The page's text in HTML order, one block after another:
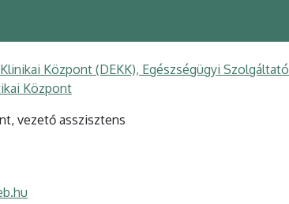
Központ (DEKK), Egészségügyi Szolgáltató
Központ
vezető asszisztens